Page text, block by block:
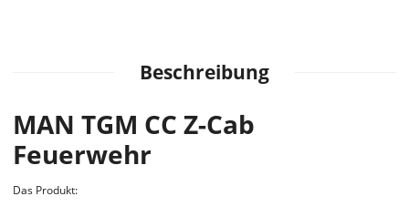
Beschreibung
MAN TGM CC Z-Cab
Feuerwehr
Das Produkt: